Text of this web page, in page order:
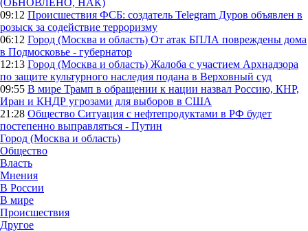
(ОБНОВЛЕНО, НАК)
09:12 Происшествия ФСБ: создатель Telegram Дуров объявлен в
розыск за содействие терроризму
06:12 Город (Москва и область) От атак БПЛА повреждены дома
в Подмосковье - губернатор
12:13 Город (Москва и область) Жалоба с участием Архнадзора
по защите культурного наследия подана в Верховный суд
09:55 В мире Трамп в обращении к нации назвал Россию, КНР,
Иран и КНДР угрозами для выборов в США
21:28 Общество Ситуация с нефтепродуктами в РФ будет
постепенно выправляться - Путин
Город (Москва и область)
Общество
Власть
Мнения
В России
В мире
Происшествия
Другое